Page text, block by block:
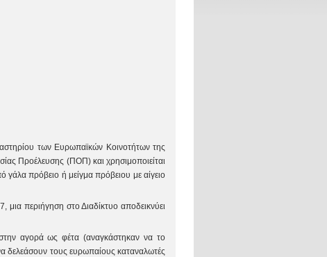
των Ευρωπαϊκών Κοινοτήτων της
Προέλευσης (ΠΟΠ) και χρησιμοποιείται
πρόβειο ή μείγμα πρόβειου με αίγειο
περιήγηση στο Διαδίκτυο αποδεικνύει
στην αγορά ως φέτα (αναγκάστηκαν να το
δελεάσουν τους ευρωπαίους καταναλωτές